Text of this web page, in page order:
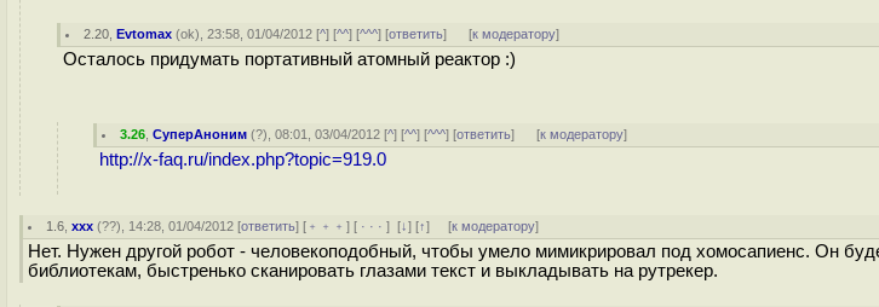
2.20 ,Evtomax (ok), 23:58, 01/04/2012 [^] [^^] [^^^] [ответить] [к модератору]
Осталось придумать портативный атомный реактор :)
3.26 ,СуперАноним (?), 08:01, 03/04/2012 [^] [^^] [^^^] [ответить] [к модератору]
http://x-faq.ru/index.php?topic=919.0
1.6 ,xxx (??), 14:28, 01/04/2012 [ответить] [ ﹢﹢﹢] [ · · ·][↓] [↑] [к модератору]
Нет. Нужен другой робот - человекоподобный, чтобы умело мимикрировал под хомосапиенс. Он
библиотекам, быстренько сканировать глазами текст и выкладывать на рутрекер.